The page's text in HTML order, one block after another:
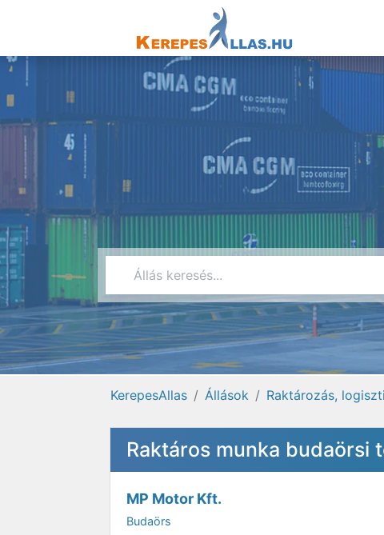
KerepesAllas Állások Raktározás,
Raktáros munka budaörsi
MP Motor Kft.
Budaörs